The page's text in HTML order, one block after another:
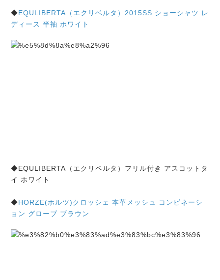
◆EQULIBERTA（エクリベルタ）2015SS ショーシャツ レ
ディース 半袖 ホワイト
◆EQULIBERTA（エクリベルタ）フリル付き アスコットタ
イ ホワイト
◆HORZE(ホルツ)クロッシェ 本革メッシュ コンビネーシ
ョン グローブ ブラウン